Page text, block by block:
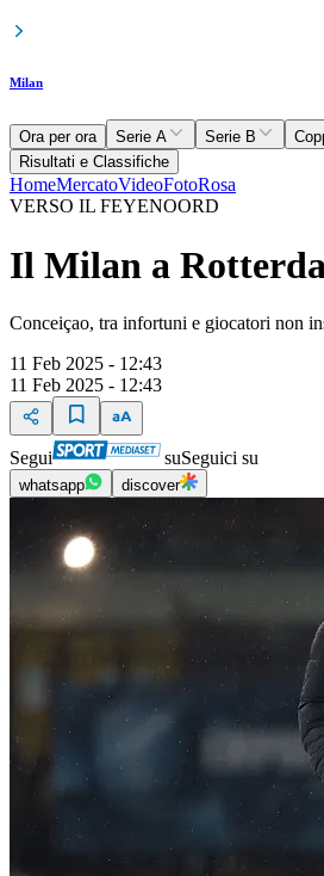
Milan
Ora per ora Serie A Serie B
Risultati e Classifiche
HomeMercatoVideoFotoRosa
VERSO IL FEYENOORD
Il Milan a
Conceiçao, tra infortuni e giocatori non
11 Feb 2025 - 12:43
11 Feb 2025 - 12:43
Segui suSeguici su
whatsapp discover